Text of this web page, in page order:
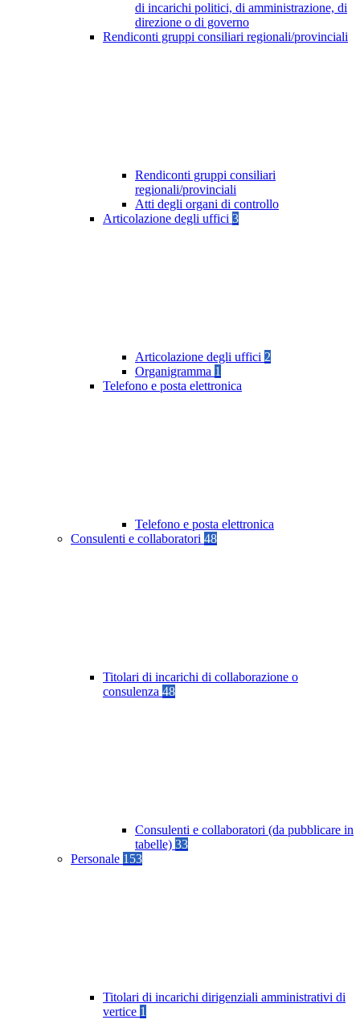
di incarichi politici, di amministrazione, di
direzione o di governo
Rendiconti gruppi consiliari regionali/provinciali
Rendiconti gruppi consiliari
regionali/provinciali
Atti degli organi di controllo
Articolazione degli uffici 3
Articolazione degli uffici 2
Organigramma 1
Telefono e posta elettronica
Telefono e posta elettronica
Consulenti e collaboratori 48
Titolari di incarichi di collaborazione o
consulenza 48
Consulenti e collaboratori (da pubblicare in
tabelle) 33
Personale 153
Titolari di incarichi dirigenziali amministrativi di
vertice 1